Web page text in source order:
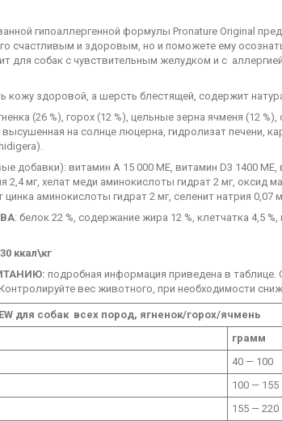
гипоаллергенной формулы Pronature Original
счастливым и здоровым, но и поможете ему
для собак с чувствительным желудком и с
кожу здоровой, а шерсть блестящей, содержит
(26 %), горох (12 %), цельные зерна ячменя (12
на солнце люцерна, гидролизат печени,
добавки): витамин A 15 000 МЕ, витамин D3 1400
2,4 мг, хелат меди аминокислоты гидрат 2 мг, оксид
цинка аминокислоты гидрат 2 мг, селенит натрия 0,07
: белок 22 %, содержание жира 12 %, клетчатка 4,5
ккал\кг
подробная информация приведена в
вес животного, при необходимости
для собак всех пород, ягненок/горох/ячмень
грамм
40 — 100
100 — 155
155 — 220